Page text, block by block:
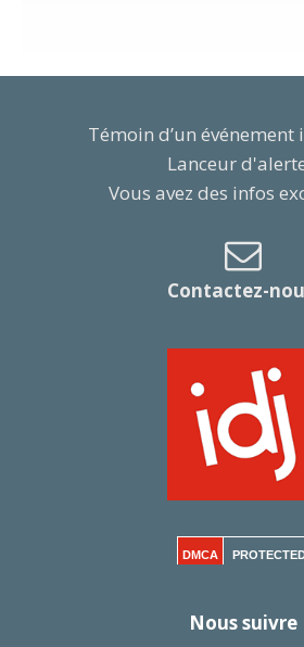
Témoin d’un
Lanceur
Vous avez des infos
Contactez-
DMCA
Nous suivre